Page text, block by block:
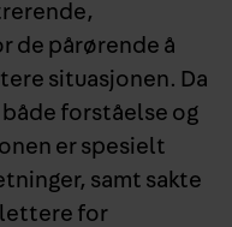
de pårørende å
situasjonen. Da
forståelse og
er spesielt
samt sakte
for